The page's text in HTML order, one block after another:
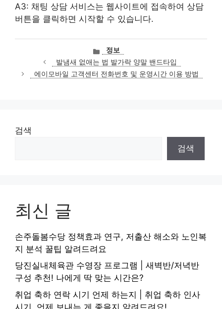
A3: 채팅 상담 서비스는 웹사이트에 접속하여 상담
버튼을 클릭하면 시작할 수 있습니다.
카
테
고
리
정보
발냄새 없애는 법 발가락 양말 밴드타입
에이모바일 고객센터 전화번호 및 운영시간 이용 방법
검색
검색
최신 글
손주돌봄수당 정책효과 연구, 저출산 해소와 노인복
지 분석 꿀팁 알려드려요
당진실내체육관 수영장 프로그램 | 새벽반/저녁반
구성 추천! 나에게 딱 맞는 시간은?
취업 축하 연락 시기 언제 하는지 | 취업 축하 인사
시기, 언제 보내는 게 좋을지 알려드려요!